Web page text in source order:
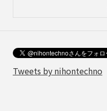
Tweets by nihontechno